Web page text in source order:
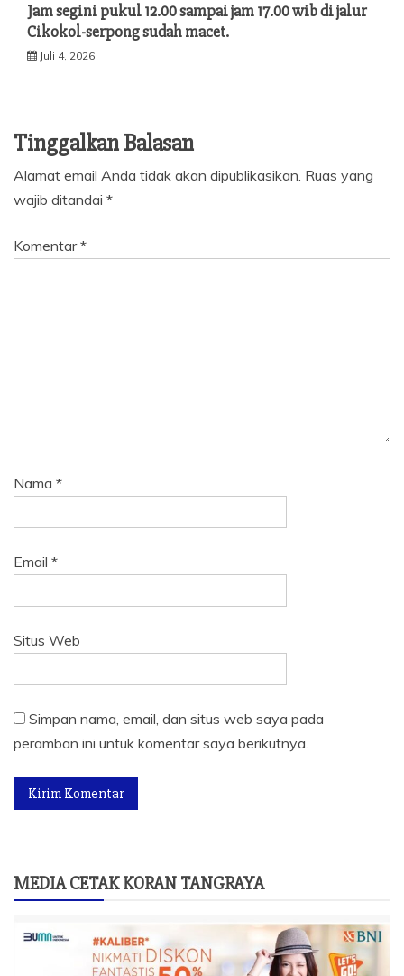
Jam segini pukul 12.00 sampai jam 17.00 wib di jalur
Cikokol-serpong sudah macet.
Juli 4, 2026
Tinggalkan Balasan
Alamat email Anda tidak akan dipublikasikan. Ruas yang
wajib ditandai *
Komentar*
Nama *
Email *
Situs Web
Simpan nama, email, dan situs web saya pada
peramban ini untuk komentar saya berikutnya.
MEDIA CETAK KORAN TANGRAYA